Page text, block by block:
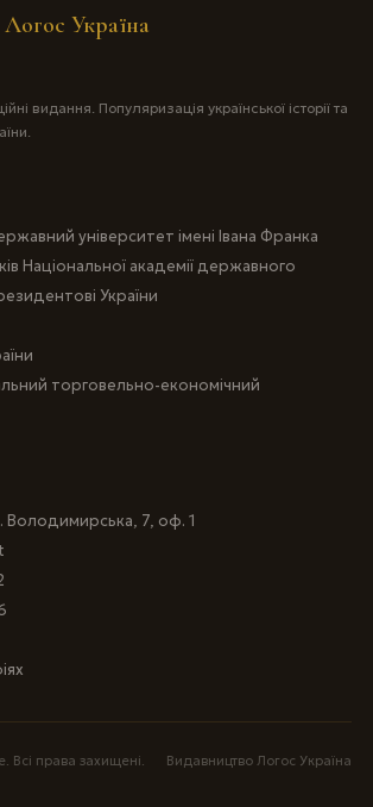
Україна
видання. Популяризація української історії та
університет імені Івана Франка
Національної академії державного
України
торговельно-економічний
Володимирська, 7, оф. 1
Всі права захищені. Видавництво Логос Україна